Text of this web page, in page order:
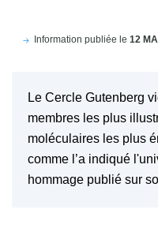
Information publiée le 12
Le Cercle Gutenberg
membres les plus
moléculaires les plus
comme l’a indiqué
hommage publié sur